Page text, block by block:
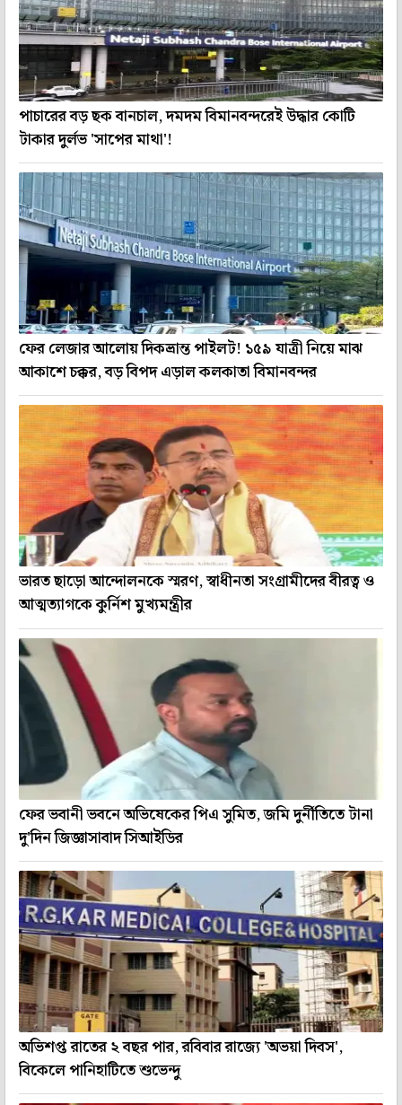
পাচারের বড় ছক বানচাল, দমদম বিমানবন্দরেই উদ্ধার কোটি
টাকার দুর্লভ 'সাপের মাথা'!
ফের লেজার আলোয় দিকভ্রান্ত পাইলট! ১৫৯ যাত্রী নিয়ে মাঝ
আকাশে চক্কর, বড় বিপদ এড়াল কলকাতা বিমানবন্দর
ভারত ছাড়ো আন্দোলনকে স্মরণ, স্বাধীনতা সংগ্রামীদের বীরত্ব ও
আত্মত্যাগকে কুর্নিশ মুখ্যমন্ত্রীর
ফের ভবানী ভবনে অভিষেকের পিএ সুমিত, জমি দুর্নীতিতে টানা
দু'দিন জিজ্ঞাসাবাদ সিআইডির
অভিশপ্ত রাতের ২ বছর পার, রবিবার রাজ্যে 'অভয়া দিবস',
বিকেলে পানিহাটিতে শুভেন্দু